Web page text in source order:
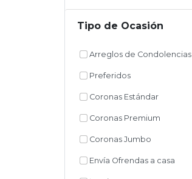
Tipo de Ocasión
Arreglos de Condolencias
Preferidos
Coronas Estándar
Coronas Premium
Coronas Jumbo
Envía Ofrendas a casa